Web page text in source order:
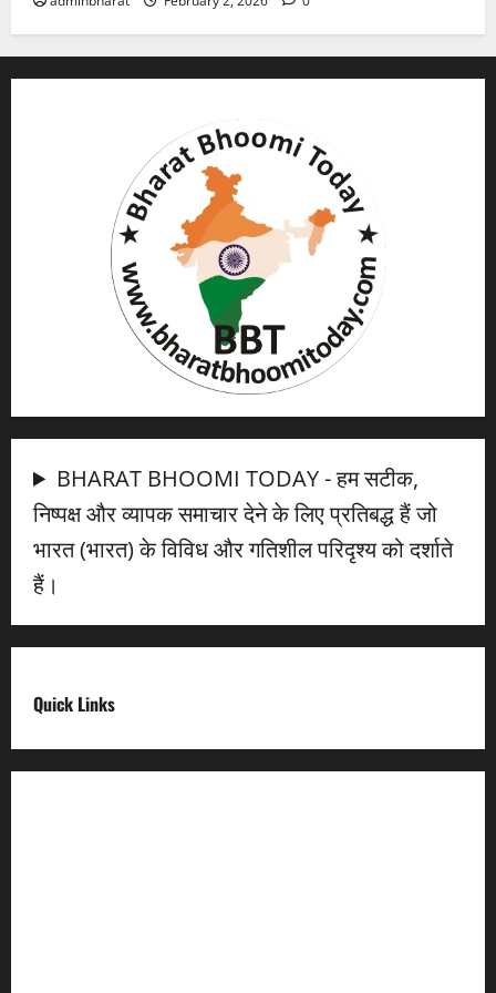
BHARAT BHOOMI TODAY - हम सटीक,
निष्पक्ष और व्यापक समाचार देने के लिए प्रतिबद्ध हैं जो
भारत (भारत) के विविध और गतिशील परिदृश्य को दर्शाते
हैं।
Quick Links